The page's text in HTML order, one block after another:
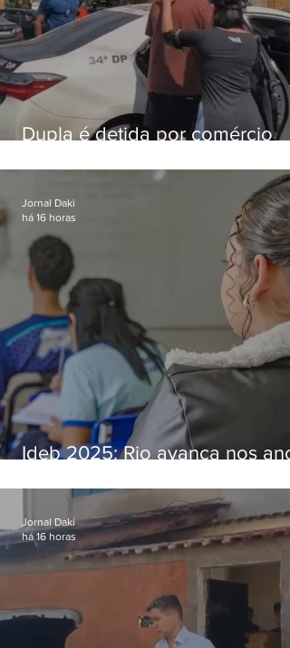
Dupla é detida por comércio
Bangu
Ideb 2025: Rio avança nos
nacional
Jornal Daki
há 16 horas
Jornal Daki
há 16 horas